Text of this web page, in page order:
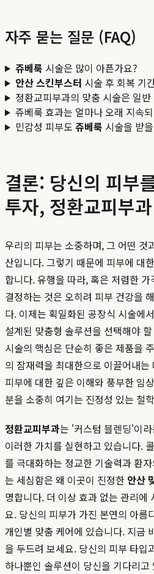
자주 묻는 질문 (FAQ)
쥬베룩 시술은 많이 아픈가요?
안산 스킨부스터 시술 후 회복 기
정환교피부과의 맞춤 시술은 일
쥬베룩 효과는 얼마나 오래 지속
민감성 피부도 쥬베룩 시술을 받
결론: 당신의 피부
투자, 정환교피부과
우리의 피부는 소중하며, 그 어떤 것
산입니다. 그렇기 때문에 피부에 대
합니다. 유행을 따라, 혹은 저렴한
결정하는 것은 오히려 피부 건강을
다. 이제는 획일화된 공장식 시술에
설계된 맞춤형 솔루션을 선택해야
시술의 핵심은 단순히 좋은 제품을
의 잠재력을 최대한으로 이끌어내
피부에 대한 깊은 이해와 풍부한 임
분을 소중히 여기는 진정성 있는 철
정환교피부과는 '커스텀 블렌딩'이
이러한 가치를 실현하고 있습니다.
를 극대화하는 정교한 기술력과 환
는 세심함은 왜 이곳이 진정한 안산
명합니다. 더 이상 효과 없는 관리에
요. 당신의 피부가 가진 본연의 아름
개인별 맞춤 케어에 있습니다. 지금
을 두드려 보세요. 당신의 피부 타입
하나뿐인 솔루션이 당신을 기다리